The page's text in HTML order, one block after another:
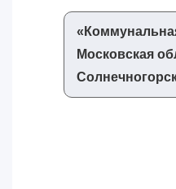
Московская